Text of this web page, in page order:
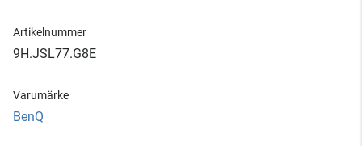
Artikelnummer
9H.JSL77.G8E
Varumärke
BenQ